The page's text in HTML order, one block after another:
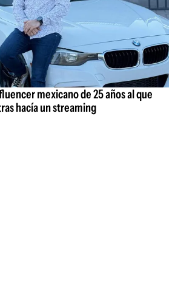
mexicano de 25 años al que
hacía un streaming